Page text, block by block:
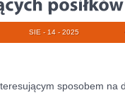
SIE - 14 - 2025
sposobem na